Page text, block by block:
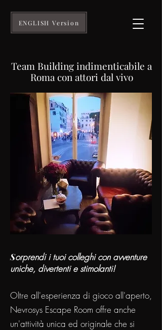
ENGLISH Version
Team Building indimenticabile a
Roma con attori dal vivo
Sorprendi i tuoi colleghi con avventure
uniche, divertenti e stimolanti!
Oltre all'esperienza di gioco all'aperto,
Nevrosys Escape Room offre anche
un'attività unica ed originale che si